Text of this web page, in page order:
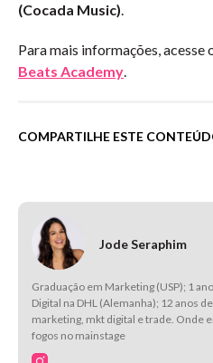
(Cocada Music).
Para mais informações, acesse
Beats Academy.
COMPARTILHE ESTE
Jode Seraphim
Graduação em Marketing (USP); 1
Digital na DHL (Alemanha); 12 anos
marketing, mkt digital e trade. Onde
fogos no mainstage